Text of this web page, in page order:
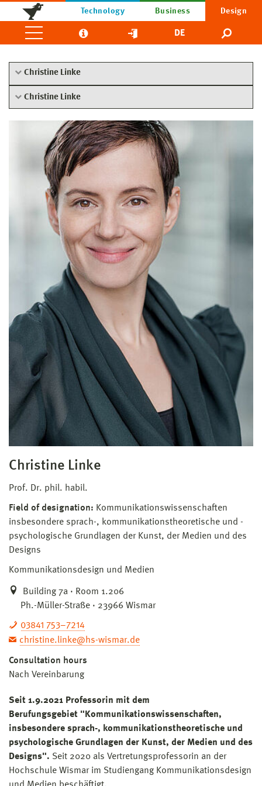
Technology Business Design
DE
Christine Linke
Christine Linke
Christine Linke
Prof. Dr. phil. habil.
Field of designation: Kommunikationswissenschaften
insbesondere sprach-, kommunikationstheoretische und -
psychologische Grundlagen der Kunst, der Medien und des
Designs
Kommunikationsdesign und Medien
Building 7a · Room 1.206
Ph.-Müller-Straße · 23966 Wismar
03841 753–7214
christine.linke@hs-wismar.de
Consultation hours
Nach Vereinbarung
Seit 1.9.2021 Professorin mit dem
Berufungsgebiet "Kommunikationswissenschaften,
insbesondere sprach-, kommunikationstheoretische und
psychologische Grundlagen der Kunst, der Medien und des
Designs". Seit 2020 als Vertretungsprofessorin an der
Hochschule Wismar im Studiengang Kommunikationsdesign